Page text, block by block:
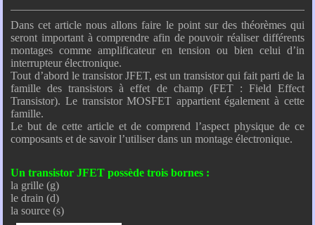
Dans cet article nous allons faire le point sur des théorèmes qui
seront important à comprendre afin de pouvoir réaliser différents
montages comme amplificateur en tension ou bien celui d’in
interrupteur électronique.
Tout d’abord le transistor JFET, est un transistor qui fait parti de la
famille des transistors à effet de champ (FET : Field Effect
Transistor). Le transistor MOSFET appartient également à cette
famille.
Le but de cette article et de comprend l’aspect physique de ce
composants et de savoir l’utiliser dans un montage électronique.
Un transistor JFET possède trois bornes :
la grille (g)
le drain (d)
la source (s)